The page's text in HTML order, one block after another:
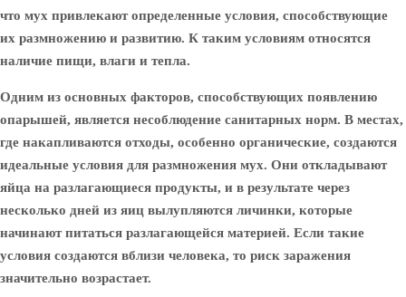
что мух привлекают определенные условия, способствующие
их размножению и развитию. К таким условиям относятся
наличие пищи, влаги и тепла.
Одним из основных факторов, способствующих появлению
опарышей, является несоблюдение санитарных норм. В местах,
где накапливаются отходы, особенно органические, создаются
идеальные условия для размножения мух. Они откладывают
яйца на разлагающиеся продукты, и в результате через
несколько дней из яиц вылупляются личинки, которые
начинают питаться разлагающейся материей. Если такие
условия создаются вблизи человека, то риск заражения
значительно возрастает.